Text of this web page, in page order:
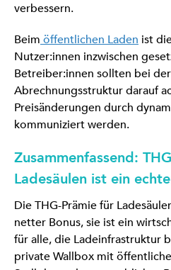
verbessern.
Beim öffentlichen Laden ist
Nutzer:innen inzwischen
Betreiber:innen sollten bei
Abrechnungsstruktur darauf
Preisänderungen durch
kommuniziert werden.
Zusammenfassend:
Ladesäulen ist ein
Die THG-Prämie für
netter Bonus, sie ist ein
für alle, die Ladeinfrastruktur
private Wallbox mit